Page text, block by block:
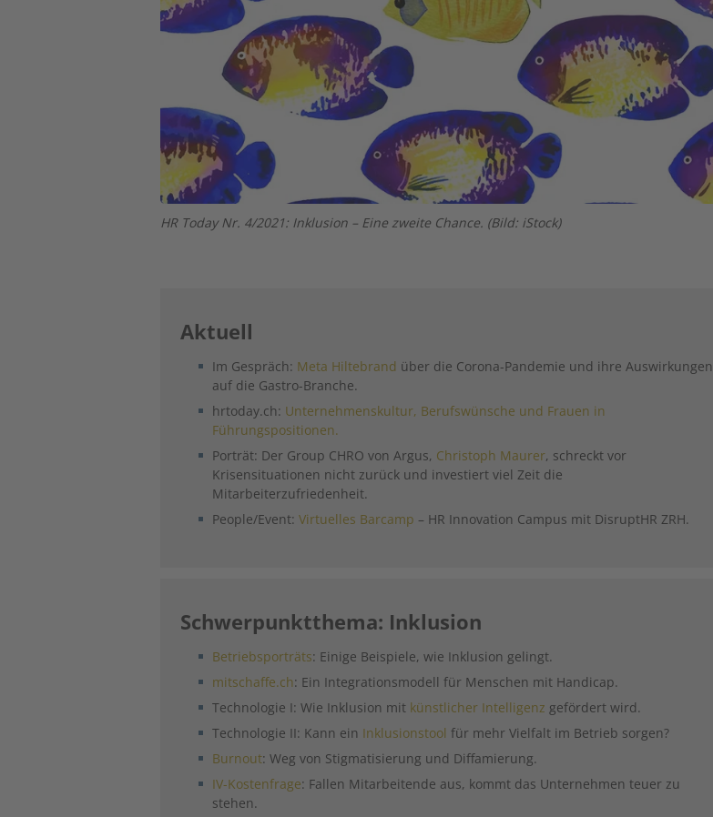
HR Today Nr. 4/2021: Inklusion – Eine zweite Chance. (Bild: iStock)
Aktuell
Im Gespräch: Meta Hiltebrand über die Corona-Pandemie und ihre Auswirkungen
auf die Gastro-Branche.
hrtoday.ch: Unternehmenskultur, Berufswünsche und Frauen in
Führungspositionen.
Porträt: Der Group CHRO von Argus, Christoph Maurer, schreckt vor
Krisensituationen nicht zurück und investiert viel Zeit die
Mitarbeiterzufriedenheit.
People/Event:Virtuelles Barcamp – HR Innovation Campus mit DisruptHR ZRH.
Schwerpunktthema: Inklusion
Betriebsporträts: Einige Beispiele, wie Inklusion gelingt.
mitschaffe.ch: Ein Integrationsmodell für Menschen mit Handicap.
Technologie I: Wie Inklusion mit künstlicher Intelligenz gefördert wird.
Technologie II: Kann ein Inklusionstool für mehr Vielfalt im Betrieb sorgen?
Burnout: Weg von Stigmatisierung und Diffamierung.
IV-Kostenfrage: Fallen Mitarbeitende aus, kommt das Unternehmen teuer zu
stehen.